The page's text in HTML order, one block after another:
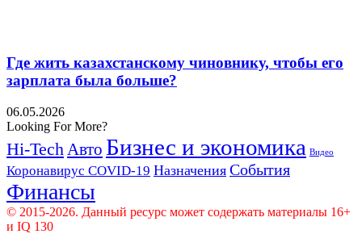
Где жить казахстанскому чиновнику, чтобы его
зарплата была больше?
06.05.2026
Looking For More?
Hi-Tech Авто Бизнес и экономика Видео
Коронавирус COVID-19 Назначения События
Финансы
© 2015-2026. Данный ресурс может содержать материалы 16+
и IQ 130